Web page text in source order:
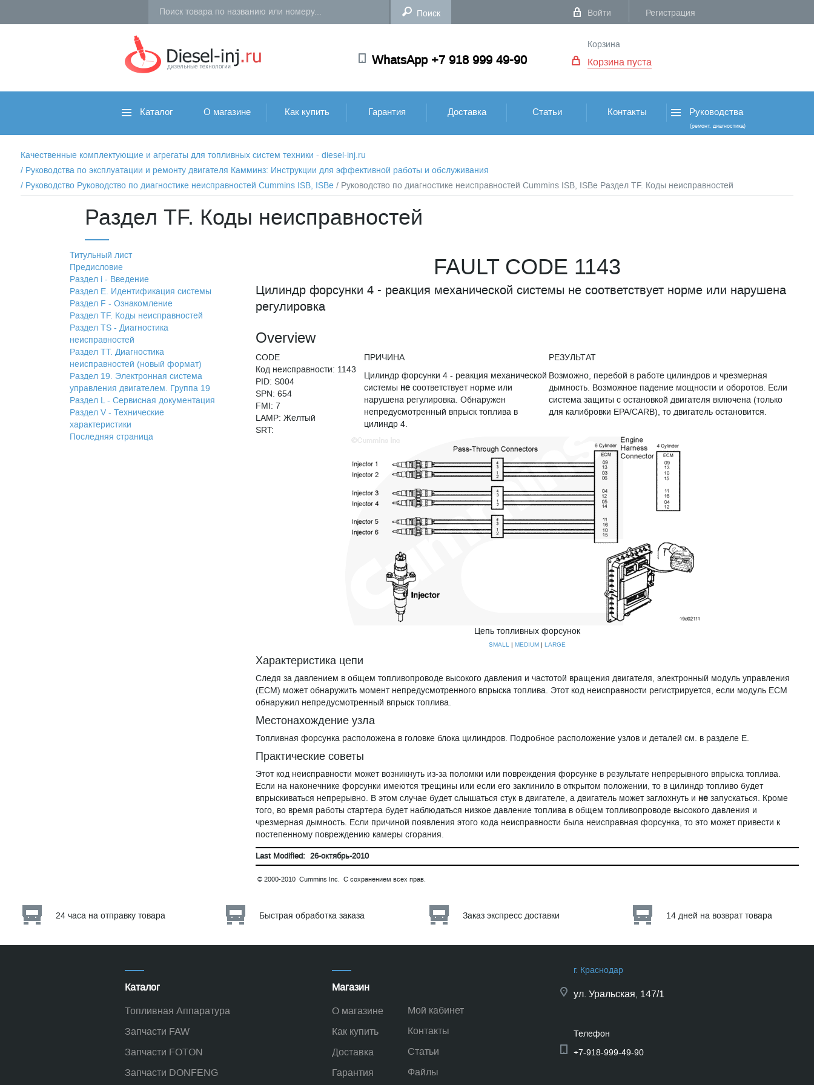
Войти Регистрация
WhatsApp +7 918 999 49-90
Корзина
Корзина пуста
Каталог О магазине Как купить Гарантия Доставка Статьи Контакты Руководства
(ремонт, диагностика)
Качественные комплектующие и агрегаты для топливных систем техники - diesel-inj.ru
/ Руководства по эксплуатации и ремонту двигателя Камминз: Инструкции для эффективной работы и обслуживания
/ Руководство Руководство по диагностике неисправностей Cummins ISB, ISBe / Руководство по диагностике неисправностей Cummins ISB, ISBe Раздел TF. Коды неисправностей
Раздел TF. Коды неисправностей
Титульный лист
Предисловие
Раздел i - Введение
Раздел Е. Идентификация системы
Раздел F - Ознакомление
Раздел TF. Коды неисправностей
Раздел TS - Диагностика
неисправностей
Раздел TТ. Диагностика
неисправностей (новый формат)
Раздел 19. Электронная система
управления двигателем. Группа 19
Раздел L - Сервисная документация
Раздел V - Технические
характеристики
Последняя страница
FAULT CODE 1143
Цилиндр форсунки 4 - реакция механической системы не соответствует норме или нарушена
регулировка
Overview
CODE ПРИЧИНА
РЕЗУЛЬТАТ
Код неисправности: 1143
PID: S004
SPN: 654
FMI: 7
LAMP: Желтый
SRT:
Цилиндр форсунки 4 - реакция механической
системы несоответствует норме или
нарушена регулировка. Обнаружен
непредусмотренный впрыск топлива в
цилиндр 4.
Возможно, перебой в работе цилиндров и чрезмерная
дымность. Возможное падение мощности и оборотов. Если
система защиты с остановкой двигателя включена (только
для калибровки EPA/CARB), то двигатель остановится.
Цепь топливных форсунок
SMALL| MEDIUM| LARGE
Характеристика цепи
Следя за давлением в общем топливопроводе высокого давления и частотой вращения двигателя, электронный модуль управления
(ECM) может обнаружить момент непредусмотренного впрыска топлива. Этот код неисправности регистрируется, если модуль ECM
обнаружил непредусмотренный впрыск топлива.
Местонахождение узла
Топливная форсунка расположена в головке блока цилиндров. Подробное расположение узлов и деталей см. в разделе E.
Практические советы
Этот код неисправности может возникнуть из-за поломки или повреждения форсунке в результате непрерывного впрыска топлива.
Если на наконечнике форсунки имеются трещины или если его заклинило в открытом положении, то в цилиндр топливо будет
впрыскиваться непрерывно. В этом случае будет слышаться стук в двигателе, а двигатель может заглохнуть и незапускаться. Кроме
того, во время работы стартера будет наблюдаться низкое давление топлива в общем топливопроводе высокого давления и
чрезмерная дымность. Если причиной появления этого кода неисправности была неисправная форсунка, то это может привести к
постепенному повреждению камеры сгорания.
Last Modified: 26-октябрь-2010
© 2000-2010 Cummins Inc. С сохранением всех прав.
24 часа на отправку товара Быстрая обработка заказа Заказ экспресс доставки 14 дней на возврат товара
Каталог
Топливная Аппаратура
Запчасти FAW
Запчасти FOTON
Запчасти DONFENG
Магазин
О магазине
Как купить
Доставка
Гарантия
Мой кабинет
Контакты
Статьи
Файлы
г. Краснодар
ул. Уральская, 147/1
Телефон
+7-918-999-49-90